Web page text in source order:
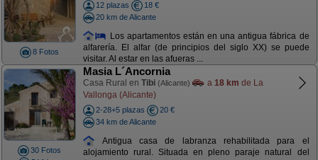
8 Fotos
12 plazas
18 €
20 km de Alicante
Los apartamentos están en una antigua fábrica de
alfarería. El alfar (de principios del siglo XX) se puede
visitar. Al estar en las afueras ...
30 Fotos
Masia L´Ancornia
Casa Rural en Tibi (Alicante) a 18 km de La
Vallonga (Alicante)
2-28+5 plazas
20 €
34 km de Alicante
Antigua casa de labranza rehabilitada para el
alojamiento rural. Situada en pleno paraje natural del